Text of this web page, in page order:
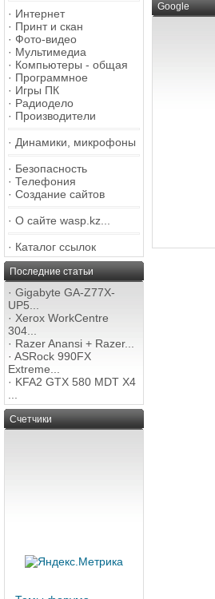
· Интернет
· Принт и скан
· Фото-видео
· Мультимедиа
· Компьютеры - общая
· Программное
· Игры ПК
· Радиодело
· Производители
· Динамики, микрофоны
· Безопасность
· Телефония
· Создание сайтов
· О сайте wasp.kz...
· Каталог ссылок
Последние статьи
· Gigabyte GA-Z77X-
UP5...
· Xerox WorkCentre
304...
· Razer Anansi + Razer...
· ASRock 990FX
Extreme...
· KFA2 GTX 580 MDT X4
Счетчики
Google